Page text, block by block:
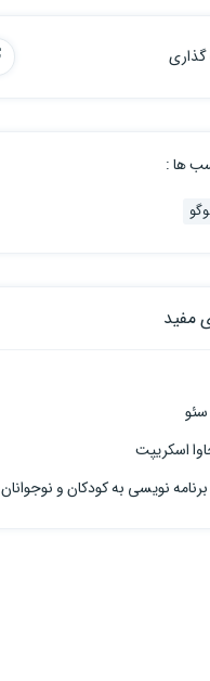
گذاری
ها :
مفید
اسکریپت
نویسی به کودکان و نوجوانان